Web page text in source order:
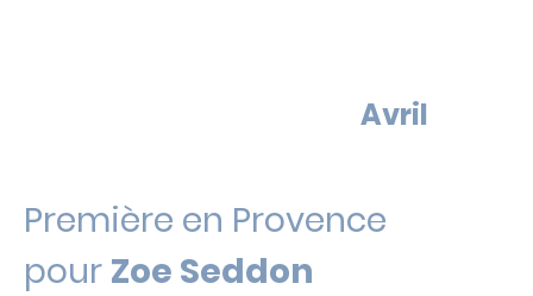
Avril
Première en Provence
pour Zoe Seddon